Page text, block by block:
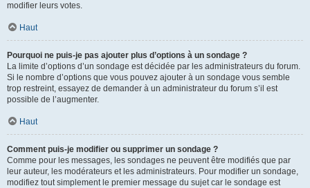
modifier leurs votes.
Haut
Pourquoi ne puis-je pas ajouter plus d’options à un sondage ?
La limite d’options d’un sondage est décidée par les administrateurs du forum.
Si le nombre d’options que vous pouvez ajouter à un sondage vous semble
trop restreint, essayez de demander à un administrateur du forum s’il est
possible de l’augmenter.
Haut
Comment puis-je modifier ou supprimer un sondage ?
Comme pour les messages, les sondages ne peuvent être modifiés que par
leur auteur, les modérateurs et les administrateurs. Pour modifier un sondage,
modifiez tout simplement le premier message du sujet car le sondage est